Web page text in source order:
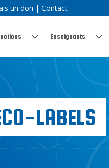
un don | Contact
Enseignants
LABELS